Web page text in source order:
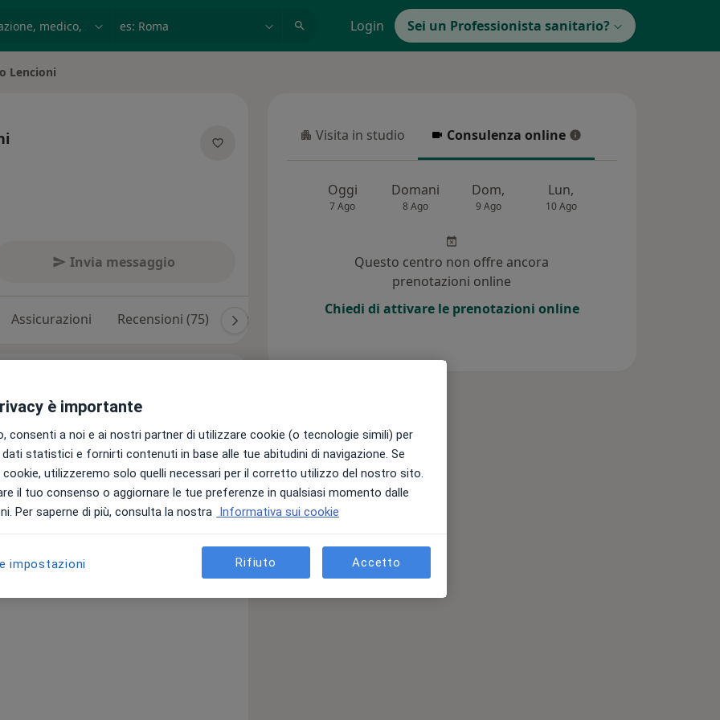
Login Sei un Professionista sanitario?
Lencioni
Invia messaggio
Assicurazioni Recensioni (75) Risposte ai pazienti (3)
Ricostruttiva ed Estetica. Dirigente
Ospedaliero-Universitaria Pisana.
ed Estetica, Medicina
di Ufficio presso il Tribunale
dell'
Visita in studio
Visita in studio Consulenza online
Consulenza online
Oggi
7 Ago
Domani
8 Ago
Dom,
9 Ago
Lun,
10 Ago
Questo centro non offre ancora
prenotazioni online
Chiedi di attivare le prenotazioni online
è importante
consenti a noi e ai nostri partner di utilizzare cookie (o tecnologie simili) per
statistici e fornirti contenuti in base alle tue abitudini di navigazione. Se
utilizzeremo solo quelli necessari per il corretto utilizzo del nostro sito.
il tuo consenso o aggiornare le tue preferenze in qualsiasi momento dalle
Per saperne di più, consulta la nostra Informativa sui cookie
impostazioni Rifiuto Accetto